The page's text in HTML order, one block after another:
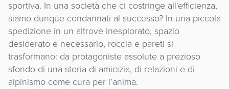
sportiva. In una società che ci costringe all'efficienza,
siamo dunque condannati al successo? In una piccola
spedizione in un altrove inesplorato, spazio
desiderato e necessario, roccia e pareti si
trasformano: da protagoniste assolute a prezioso
sfondo di una storia di amicizia, di relazioni e di
alpinismo come cura per l’anima.